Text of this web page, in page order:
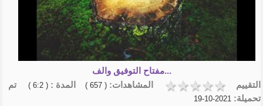
مفتاح التوفيق والف...
التقييم
المشاهدات: ( 657 ) المدة : ( 6:2 )
تم
تحميلة: 2021-10-19